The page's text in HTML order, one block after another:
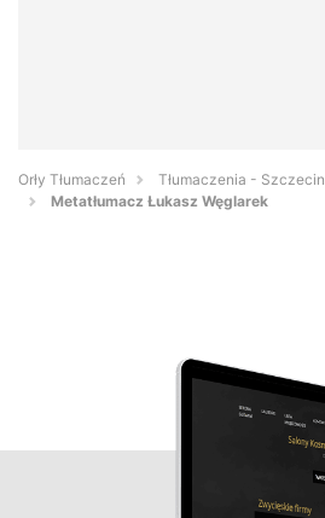
Orły Tłumaczeń
Tłumaczenia - Szczecin
Metatłumacz Łukasz Węglarek